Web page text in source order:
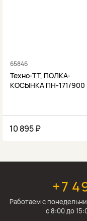
65846
Техно-ТТ, ПОЛКА-
КОСЫНКА ПН-171/900
10 895 ₽
+7
Работаем c
с 8:00 до